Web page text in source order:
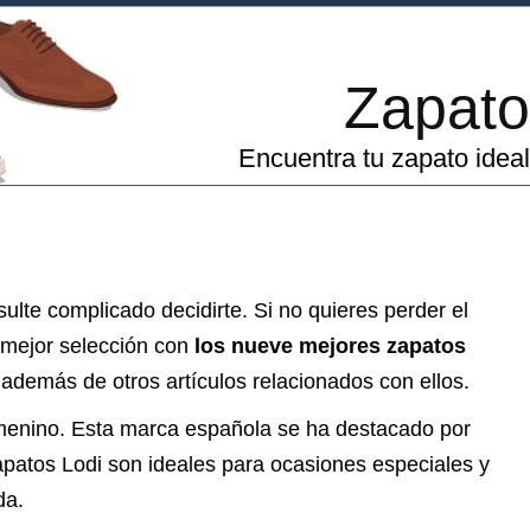
Zapato
Encuentra tu zapato ideal
complicado decidirte. Si no quieres perder el
selección con los nueve mejores zapatos
de otros artículos relacionados con ellos.
Esta marca española se ha destacado por
Lodi son ideales para ocasiones especiales y